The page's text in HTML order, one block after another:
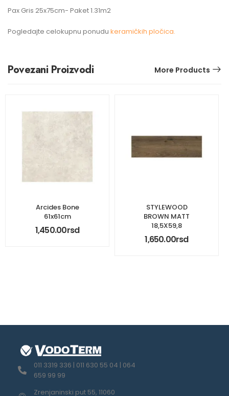
Pax Gris 25x75cm- Paket 1.31m2
Pogledajte celokupnu ponudu keramičkih pločica.
Povezani Proizvodi More Products
Arcides Bone
61x61cm
1,450.00rsd
STYLEWOOD
BROWN MATT
18,5X59,8
1,650.00rsd
011 3319 336 | 011 630 55 04 | 064
659 99 99
Zrenjaninski put 55, 11060